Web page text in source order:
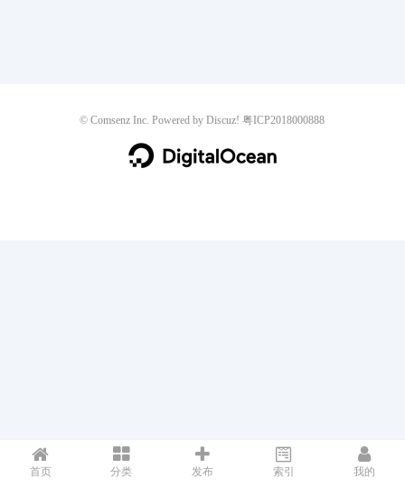
首页 分类 发布 索引 我的
©Comsenz Inc. Powered byDiscuz! 粤ICP2018000888